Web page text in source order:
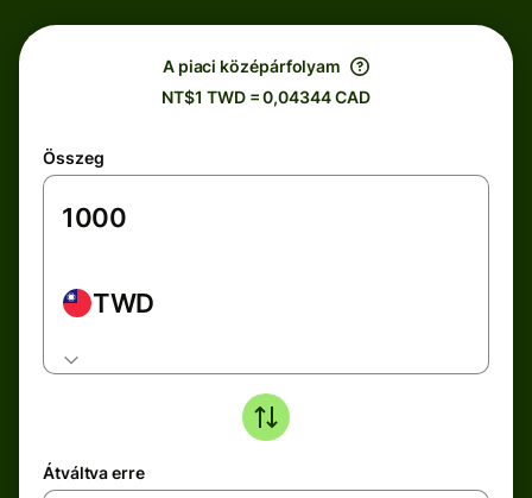
A piaci középárfolyam
NT$1 TWD = 0,04344 CAD
Összeg
TWD
Átváltva erre